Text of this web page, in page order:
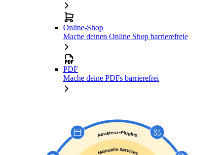
Online-Shop
Mache deinen Online Shop barrierefreie
PDF
Mache deine PDFs barrierefrei